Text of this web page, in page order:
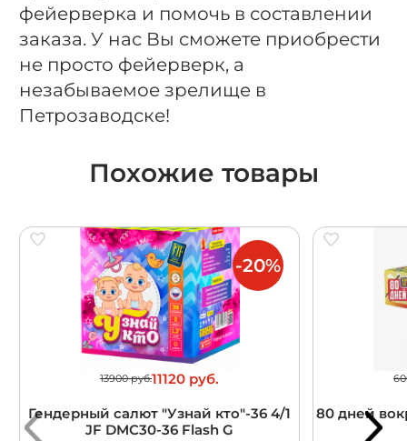
фейерверка и помочь в составлении
заказа. У нас Вы сможете приобрести
не просто фейерверк, а
незабываемое зрелище в
Петрозаводске!
Похожие товары
13900 руб.11120 руб.
Гендерный салют "Узнай кто"-36 4/1
JF DMC30-36 Flash G
-20%
80 дней